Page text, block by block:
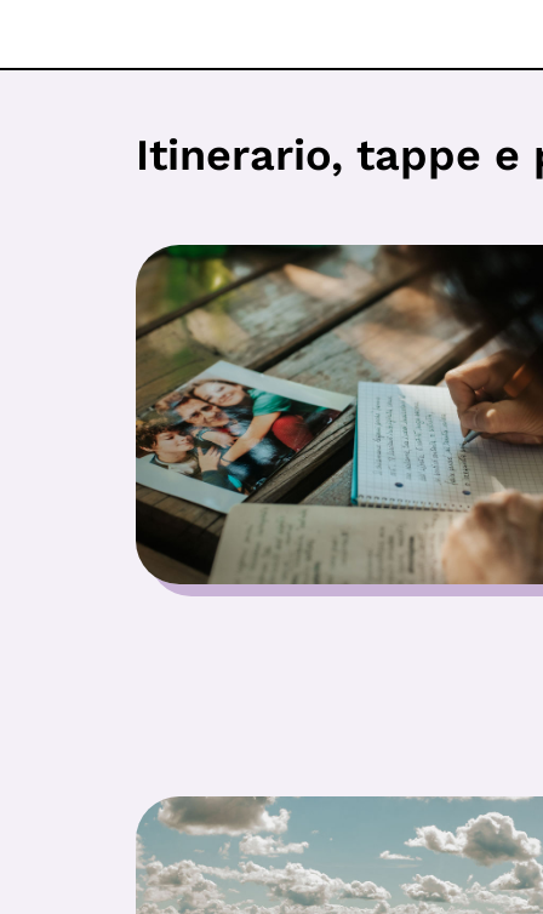
Itinerario, tappe e